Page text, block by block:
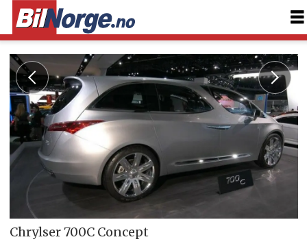
Chrylser 700C Concept